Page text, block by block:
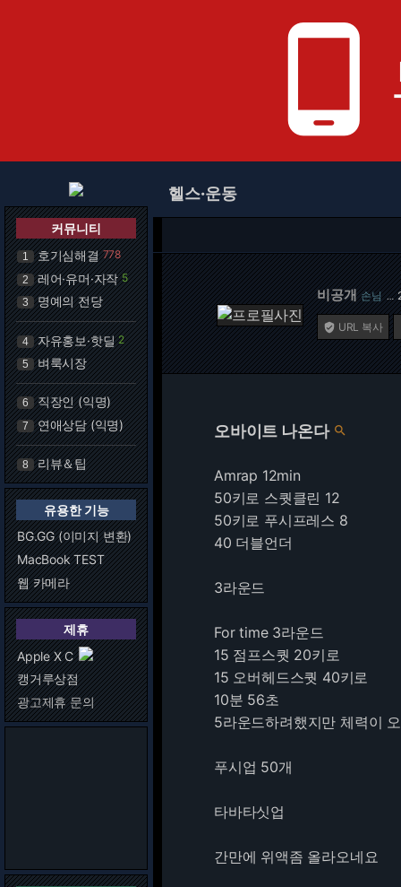
phone_android
커뮤니티
1 호기심해결 778
2 레어·유머·자작 5
3 명예의 전당
4 자유홍보·핫딜 2
5 벼룩시장
6 직장인 (익명)
7 연애상담 (익명)
8 리뷰＆팁
유용한 기능
BG.GG (이미지 변환)
MacBook TEST
웹 카메라
제휴
Apple X C
캥거루상점
광고제휴 문의
헬스·운동
비공개 손님 …
 URL 복사
오바이트 나온다 
Amrap 12min
50키로 스퀏클린 12
50키로 푸시프레스 8
40 더블언더
3라운드
For time 3라운드
15 점프스퀏 20키로
15 오버헤드스퀏 40키로
10분 56초
5라운드하려했지만 체력이
푸시업 50개
타바타싯업
간만에 위액좀 올라오네요